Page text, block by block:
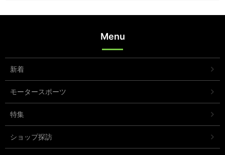
Menu
新着
モータースポーツ
特集
ショップ探訪